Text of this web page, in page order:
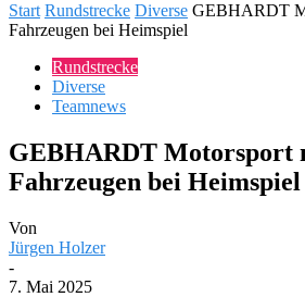
Start Rundstrecke Diverse GEBHARDT
Fahrzeugen bei Heimspiel
Rundstrecke
Diverse
Teamnews
GEBHARDT Motorsport
Fahrzeugen bei Heimspiel
Von
Jürgen Holzer
-
7. Mai 2025